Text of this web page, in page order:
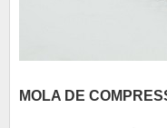
MOLA DE